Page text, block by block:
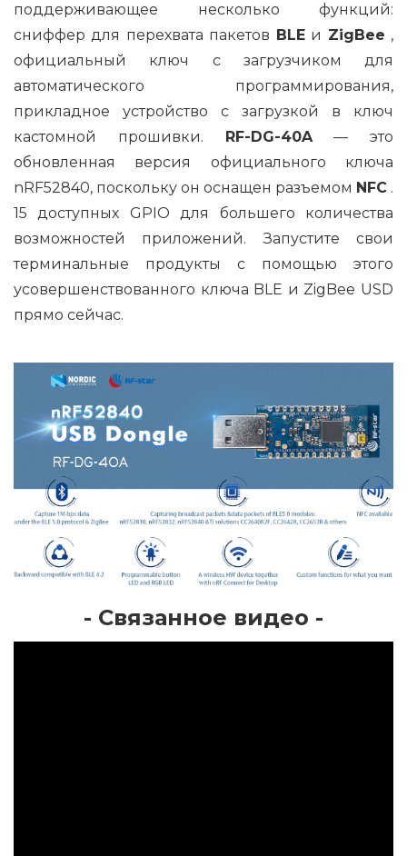
поддерживающее несколько функций:
сниффер для перехвата пакетов BLEи ZigBee ,
официальный ключ с загрузчиком для
автоматического программирования,
прикладное устройство с загрузкой в ​​ключ
кастомной прошивки. RF-DG-40A— это
обновленная версия официального ключа
nRF52840, поскольку он оснащен разъемом NFC .
15 доступных GPIO для большего количества
возможностей приложений. Запустите свои
терминальные продукты с помощью этого
усовершенствованного ключа BLE и ZigBee USD
прямо сейчас.
- Связанное видео -